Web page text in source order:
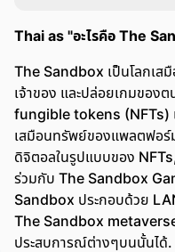
Thai as "อะไรคือ The
The Sandbox เป็นโลกเส
เจ้าของ และปล่อยเกมของต
fungible tokens (NFTs)
เสมือนทรัพย์ของแพลตฟอร์
ดิจิตอลในรูปแบบของ
ร่วมกับ The Sandbox
Sandbox ประกอบด้วย
The Sandbox
ประสบการณ์ต่างๆบนนั้นได้.